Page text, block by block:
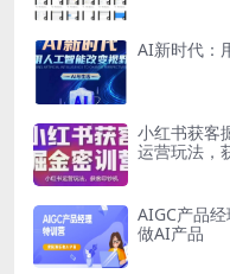
AI新时代：
小红书获客
运营玩法，
AIGC产品
做AI产品